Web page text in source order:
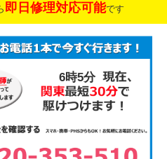
即日修理対応可能です
6時5分